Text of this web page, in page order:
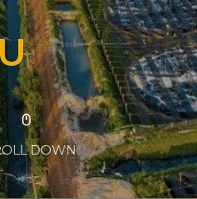
DOWN